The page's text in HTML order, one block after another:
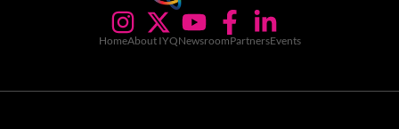
HomeAbout IYQNewsroomPartnersEvents